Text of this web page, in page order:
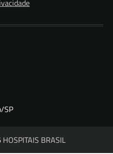
SP
HOSPITAIS BRASIL